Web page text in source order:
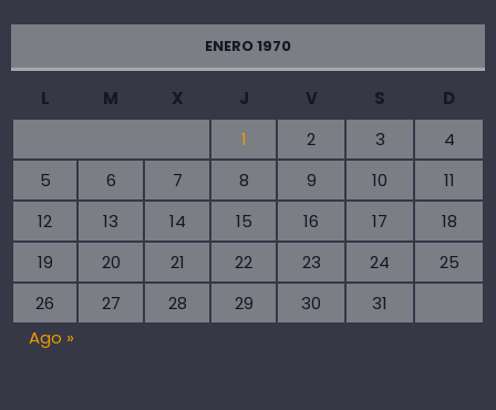
ENERO 1970
L M X J V S
D
1
2 3
4
5
6 7 8 9 10
11
12
13 14 15 16 17
18
19
20 21 22 23 24
25
26
27 28 29 30
31
Ago »